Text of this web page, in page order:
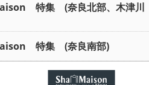
特集 (奈良北部、木津川
特集 (奈良南部)